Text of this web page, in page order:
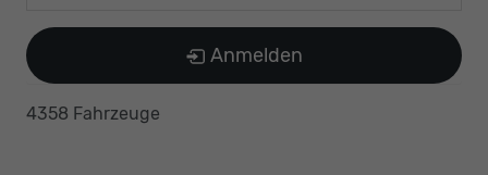
Anmelden
4358 Fahrzeuge